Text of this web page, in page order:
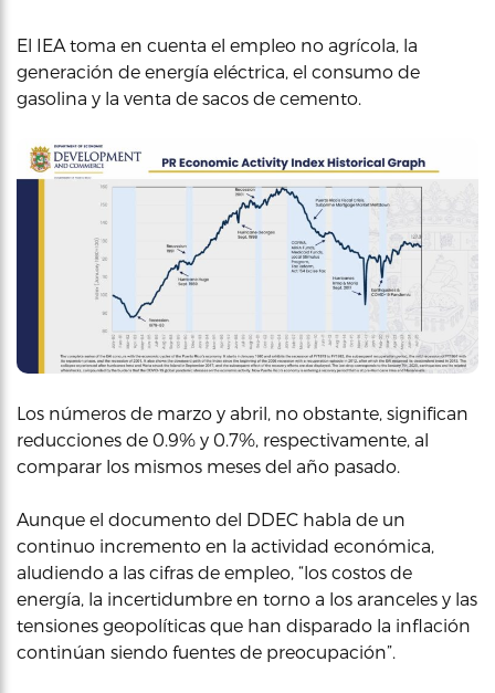
El IEA toma en cuenta el empleo no agrícola, la
generación de energía eléctrica, el consumo de
gasolina y la venta de sacos de cemento.
Los números de marzo y abril, no obstante, significan
reducciones de 0.9% y 0.7%, respectivamente, al
comparar los mismos meses del año pasado.
Aunque el documento del DDEC habla de un
continuo incremento en la actividad económica,
aludiendo a las cifras de empleo, “los costos de
energía, la incertidumbre en torno a los aranceles y las
tensiones geopolíticas que han disparado la inflación
continúan siendo fuentes de preocupación”.